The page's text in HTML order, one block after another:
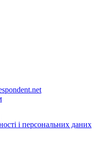
і персональних даних